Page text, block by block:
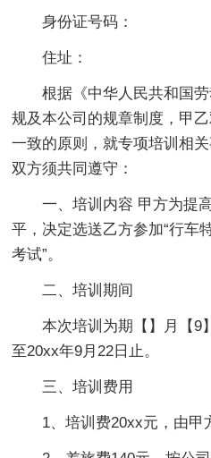
身份证号码：
住址：
根据《中华人民共和国
规及本公司的规章制度，甲
一致的原则，就专项培训相
双方须共同遵守：
一、培训内容 甲方为提
平，决定选送乙方参加“行车
考试”。
二、培训期间
本次培训为期【】月【9
至20xx年9月22日止。
三、培训费用
1、培训费20xx元，由甲